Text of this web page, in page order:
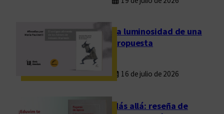
La luminosidad de una
propuesta
16 de julio de 2026
Más allá: reseña de